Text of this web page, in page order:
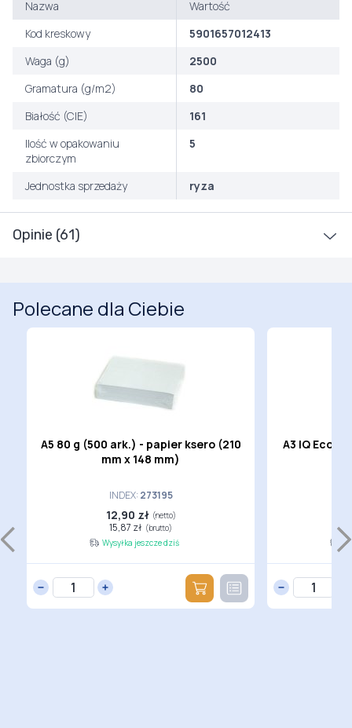
Opinie (61)
Nazwa
Wartość
Kod kreskowy
5901657012413
Waga (g)
2500
Gramatura (g/m2)
80
Białość (CIE)
161
Ilość w opakowaniu
zbiorczym
5
Jednostka sprzedaży ryza
Polecane dla Ciebie
A5 80 g (500 ark.) - papier ksero (210
mm x 148 mm)
INDEX:273195
12,90 zł (netto)
15,87 zł (brutto)
Wysyłka jeszcze dziś
A3 IQ